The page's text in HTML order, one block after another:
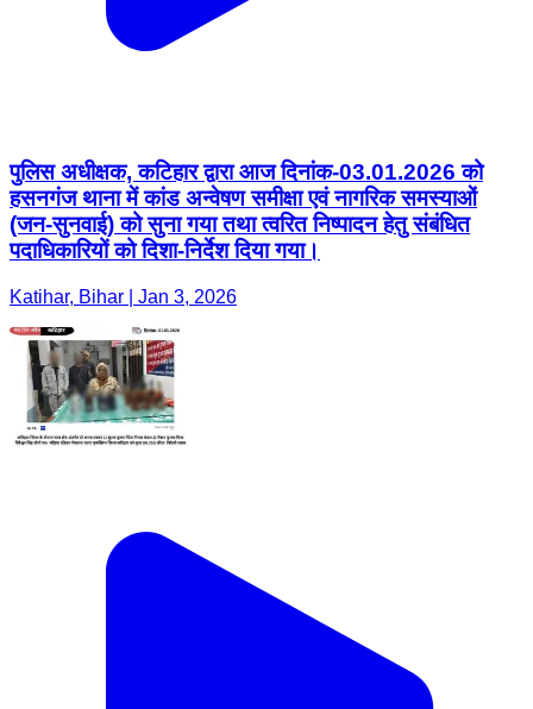
पुलिस अधीक्षक, कटिहार द्वारा आज दिनांक-03.01.2026 को
हसनगंज थाना में कांड अन्वेषण समीक्षा एवं नागरिक समस्याओं
(जन-सुनवाई) को सुना गया तथा त्वरित निष्पादन हेतु संबंधित
पदाधिकारियों को दिशा-निर्देश दिया गया।
Katihar, Bihar | Jan 3, 2026